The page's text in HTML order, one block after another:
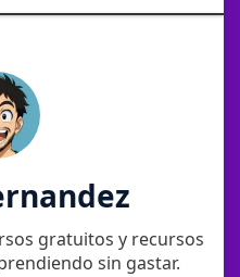
gratuitos y recursos
sin gastar.